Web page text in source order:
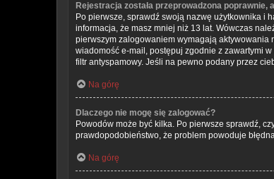
Rejestracja została przeprowadzona poprawnie,
Po pierwsze, sprawdź swoją nazwę użytkownika i
informacja, że masz mniej niż 13 lat. Wówczas
pierwszym zalogowaniem wymagają aktywowania
wiadomość e-mail, postępuj zgodnie z zawartymi
filtr antyspamowy. Jeśli na pewno podany przez
Na górę
Dlaczego nie mogę się zalogować?
Powodów może być kilka. Po pierwsze sprawdź,
prawdopodobieństwo, że problem powoduje
Na górę